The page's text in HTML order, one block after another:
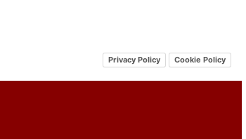
Privacy Policy Cookie Policy